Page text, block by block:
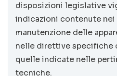
disposizioni legislative
indicazioni contenute nei
manutenzione delle
nelle direttive specifiche
quelle indicate nelle
tecniche.